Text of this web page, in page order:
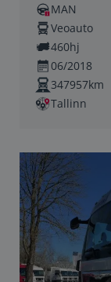
MAN
Veoauto
460hj
06/2018
347957km
Tallinn